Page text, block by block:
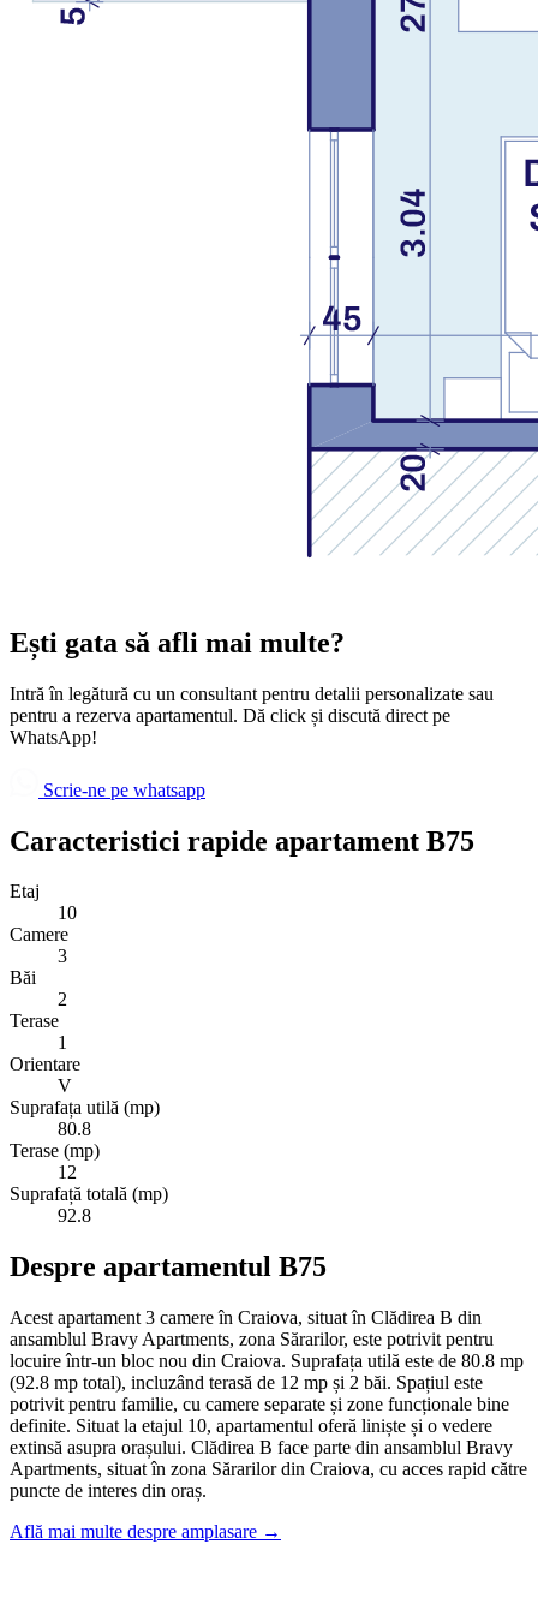
Ești gata să afli mai multe?
Intră în legătură cu un consultant pentru detalii personalizate sau
pentru a rezerva apartamentul. Dă click și discută direct pe
WhatsApp!
Scrie-ne pe whatsapp
Caracteristici rapide apartament B75
Etaj
10
Camere
3
Băi
2
Terase
1
Orientare
V
Suprafața utilă (mp)
80.8
Terase (mp)
12
Suprafață totală (mp)
92.8
Despre apartamentul B75
Acest apartament 3 camere în Craiova, situat în Clădirea B din
ansamblul Bravy Apartments, zona Sărarilor, este potrivit pentru
locuire într-un bloc nou din Craiova. Suprafața utilă este de 80.8 mp
(92.8 mp total), incluzând terasă de 12 mp și 2 băi. Spațiul este
potrivit pentru familie, cu camere separate și zone funcționale bine
definite. Situat la etajul 10, apartamentul oferă liniște și o vedere
extinsă asupra orașului. Clădirea B face parte din ansamblul Bravy
Apartments, situat în zona Sărarilor din Craiova, cu acces rapid către
puncte de interes din oraș.
Află mai multe despre amplasare →